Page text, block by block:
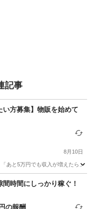
記事
い方募集】物販を始めて
8月10日
あと5万円でも収入が増えたら」
時間にしっかり稼ぐ！
の報酬